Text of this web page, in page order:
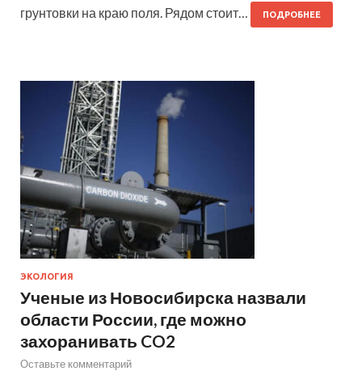
грунтовки на краю поля. Рядом стоит…
ПОДРОБНЕЕ
ЭКОЛОГИЯ
Ученые из Новосибирска назвали
области России, где можно
захоранивать CO2
Оставьте комментарий